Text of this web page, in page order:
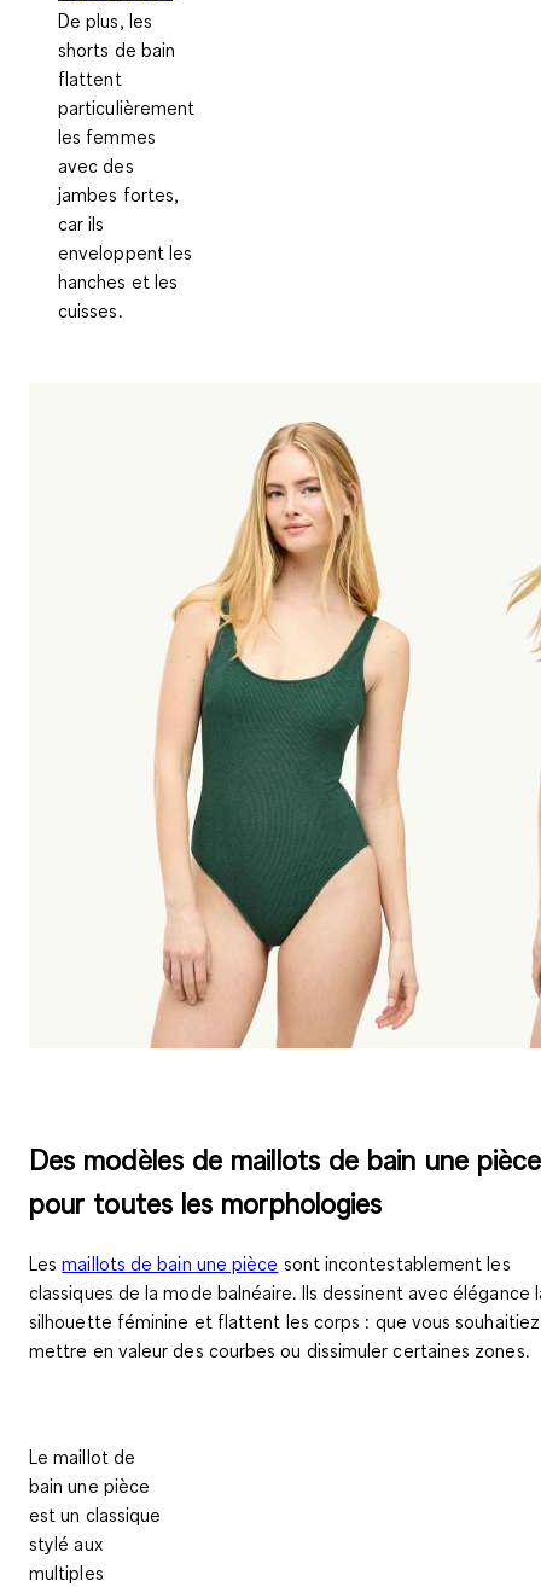
De plus, les
shorts de bain
flattent
particulièrement
les femmes
avec des
jambes fortes,
car ils
enveloppent les
hanches et les
cuisses.
Des modèles de maillots de bain une pièce
pour toutes les morphologies
Lesmaillots de bain une pièce sont incontestablement les
classiques de la mode balnéaire. Ils dessinent avec élégance
silhouette féminine et flattent les corps : que vous souhaitiez
mettre en valeur des courbes ou dissimuler certaines zones.
Lemaillot de
bain une pièce
est un classique
stylé aux
multiples